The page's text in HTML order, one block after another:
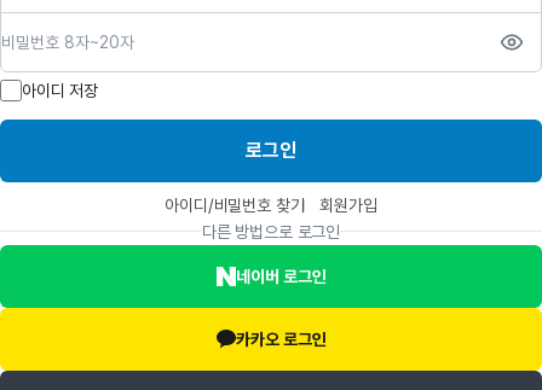
아이디 저장
로그인
아이디/비밀번호 찾기
회원가입
다른 방법으로 로그인
네이버 로그인
카카오 로그인